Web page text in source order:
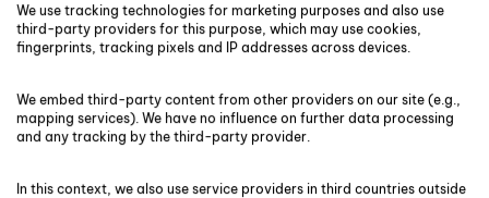
Controlling-Report: Sie sehen alle
Informationen auf Knopfdruck.
We use tracking technologies for marketing purposes and also use
third-party providers for this purpose, which may use cookies,
fingerprints, tracking pixels and IP addresses across devices.
We embed third-party content from other providers on our site (e.g.,
mapping services). We have no influence on further data processing
and any tracking by the third-party provider.
In this context, we also use service providers in third countries outside